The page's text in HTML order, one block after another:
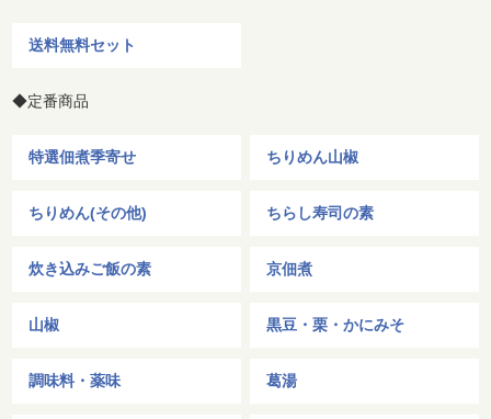
送料無料セット
◆定番商品
特選佃煮季寄せ ちりめん山椒
ちりめん(その他) ちらし寿司の素
炊き込みご飯の素 京佃煮
山椒 黒豆・栗・かにみそ
調味料・薬味 葛湯